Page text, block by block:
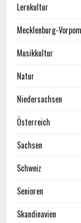
Lernkultur
Mecklenburg-
Musikkultur
Natur
Niedersachsen
Österreich
Sachsen
Schweiz
Senioren
Skandinavien